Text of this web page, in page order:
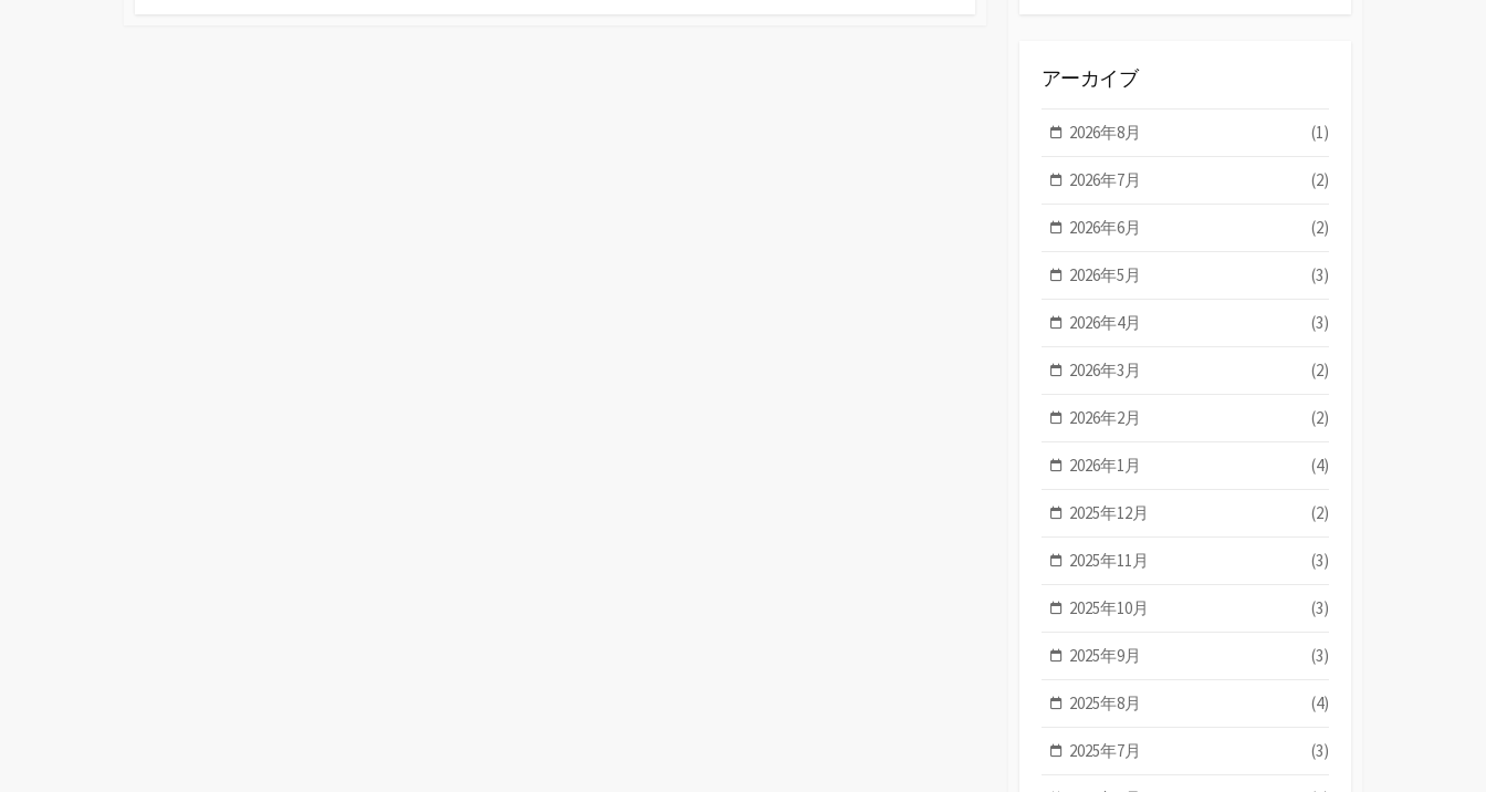
アーカイブ
2026年8月 (1)
2026年7月 (2)
2026年6月 (2)
2026年5月 (3)
2026年4月 (3)
2026年3月 (2)
2026年2月 (2)
2026年1月 (4)
2025年12月 (2)
2025年11月 (3)
2025年10月 (3)
2025年9月 (3)
2025年8月 (4)
2025年7月 (3)